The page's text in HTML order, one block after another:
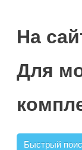
На
Для
Быстрый